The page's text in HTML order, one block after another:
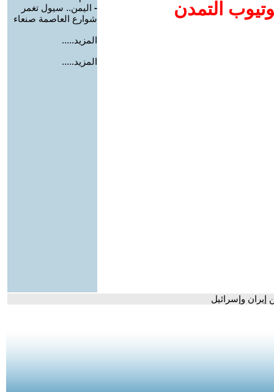
التمدن
- اليمن.. سيول تغمر
شوارع العاصمة صنعاء
المزيد.....
المزيد.....
إيران وإسرائيل